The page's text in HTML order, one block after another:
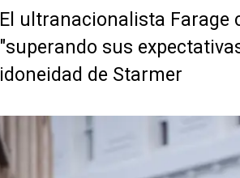
El ultranacionalista Farage
"superando sus
idoneidad de Starmer